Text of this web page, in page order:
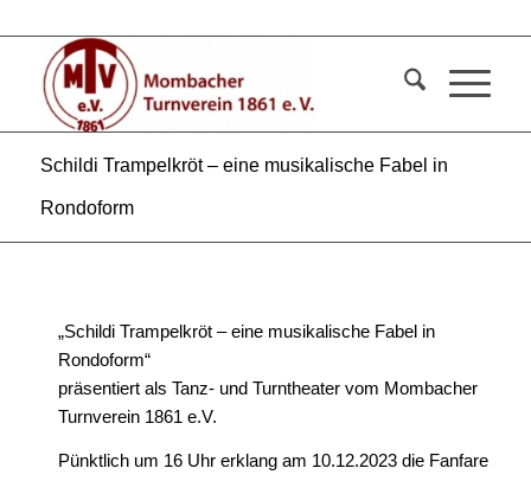
Schildi Trampelkröt – eine musikalische Fabel in
Rondoform
„Schildi Trampelkröt – eine musikalische Fabel in
Rondoform“
präsentiert als Tanz- und Turntheater vom Mombacher
Turnverein 1861 e.V.
Pünktlich um 16 Uhr erklang am 10.12.2023 die Fanfare